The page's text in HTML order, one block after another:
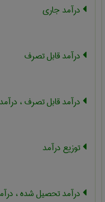
درآمد جاری
درآمد قابل تصرف
درآمد قابل تصرف ،
توزیع درآمد
درآمد تحصیل شده ،